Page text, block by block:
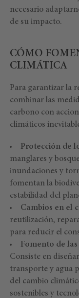
necesario
de su impacto.
CÓMO
CLIMÁTICA
Para garantizar la
combinar las
carbono con
climáticos
Protección de
manglares y
inundaciones y
fomentan la
estabilidad del
Cambios en el
reutilización,
para reducir el
Fomento de
Consiste en
transporte y agua
del cambio
sostenibles y